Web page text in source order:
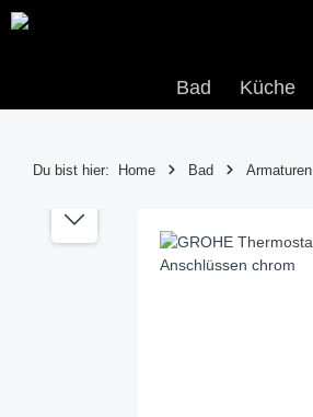
Hauptinhalt springen
Zur Suche springen
Zur Hauptnavigation springen
Bad Küche
Du bist hier: Home Bad Armaturen
Bildergalerie überspringen